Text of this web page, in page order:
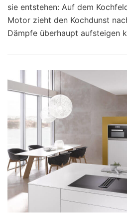
sie entstehen: Auf dem
Motor zieht den Kochdunst
Dämpfe überhaupt aufsteigen